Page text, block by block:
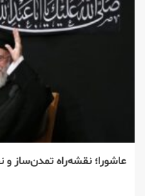
عاشورا؛ نقشه‌راه تمدن‌ساز